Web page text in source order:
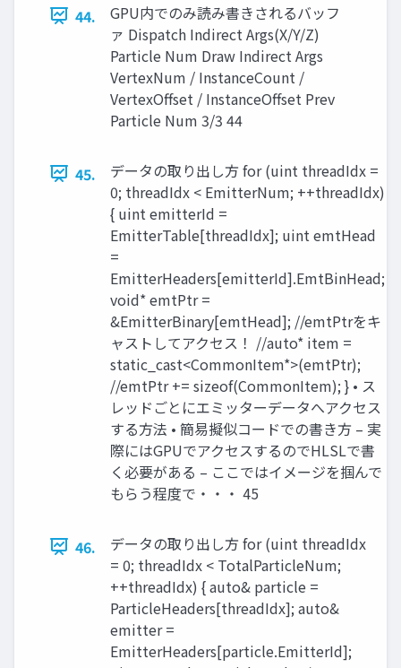
44.
GPU内でのみ読み書きされるバッフ
ァ Dispatch Indirect Args(X/Y/Z)
Particle Num Draw Indirect Args
VertexNum / InstanceCount /
VertexOffset / InstanceOffset Prev
Particle Num 3/3 44
45.
データの取り出し方 for (uint threadIdx =
0; threadIdx < EmitterNum; ++threadIdx)
{ uint emitterId =
EmitterTable[threadIdx]; uint emtHead
=
EmitterHeaders[emitterId].EmtBinHead;
void* emtPtr =
&EmitterBinary[emtHead]; //emtPtrをキ
ャストしてアクセス！ //auto* item =
static_cast<CommonItem*>(emtPtr);
//emtPtr += sizeof(CommonItem); } • ス
レッドごとにエミッターデータへアクセス
する方法 • 簡易擬似コードでの書き方 – 実
際にはGPUでアクセスするのでHLSLで書
く必要がある – ここではイメージを掴んで
もらう程度で・・・ 45
46.
データの取り出し方 for (uint threadIdx
= 0; threadIdx < TotalParticleNum;
++threadIdx) { auto& particle =
ParticleHeaders[threadIdx]; auto&
emitter =
EmitterHeaders[particle.EmitterId];